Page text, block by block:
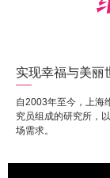
实现幸福与美丽
自2003年至今，上海
究员组成的研究所，
场需求。